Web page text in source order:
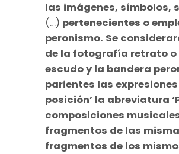
las imágenes,
(…) pertenecientes o
peronismo. Se
de la fotografía retrato o
escudo y la bandera
parientes las expresiones
posición’ la abreviatura
composiciones
fragmentos de las
fragmentos de los